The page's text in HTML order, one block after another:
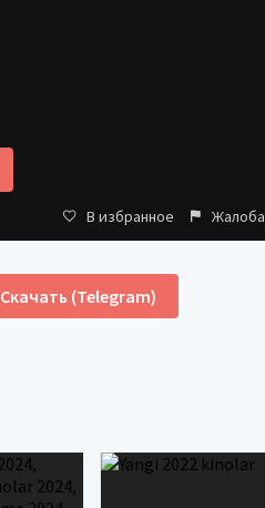
В избранное Жалоба
Скачать (Telegram)